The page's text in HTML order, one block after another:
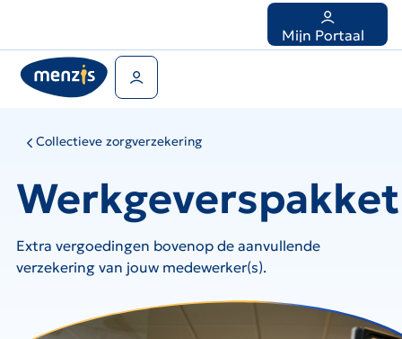
snelle
navigatie
Mijn Portaal
Collectieve zorgverzekering
Werkgeverspakket
Extra vergoedingen bovenop de aanvullende
verzekering van jouw medewerker(s).